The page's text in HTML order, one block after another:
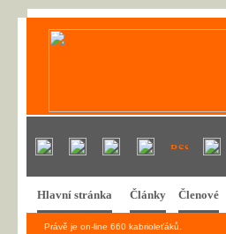
Hlavní stránka Články Členové
Právě je on-line 660 kabrioleťáků.